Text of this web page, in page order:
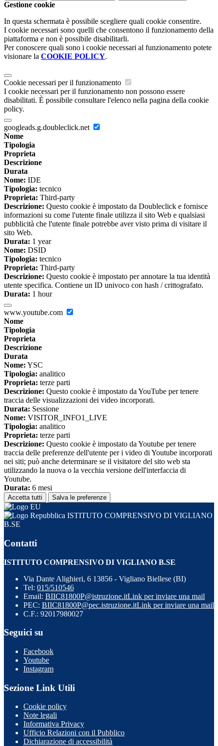
Gestione cookie
In questa schermata è possibile scegliere quali cookie consentire.
I cookie necessari sono quelli che consentono il funzionamento della
piattaforma e non è possibile disabilitarli.
Per conoscere quali sono i cookie necessari al funzionamento potete
visionare la COOKIE POLICY.
Cookie necessari per il funzionamento
I cookie necessari per il funzionamento non possono essere
disabilitati. È possibile consultare l'elenco nella pagina della cookie
policy.
googleads.g.doubleclick.net
Nome
Tipologia
Proprieta
Descrizione
Durata
Nome: IDE
Tipologia: tecnico
Proprieta: Third-party
Descrizione: Questo cookie è impostato da Doubleclick e fornisce
informazioni su come l'utente finale utilizza il sito Web e qualsiasi
pubblicità che l'utente finale potrebbe aver visto prima di visitare il
sito Web.
Durata: 1 year
Nome: DSID
Tipologia: tecnico
Proprieta: Third-party
Descrizione: Questo cookie è impostato per annotare la tua identità
utente specifica. Contiene un ID univoco con hash / crittografato.
Durata: 1 hour
www.youtube.com
Nome
Tipologia
Proprieta
Descrizione
Durata
Nome: YSC
Tipologia: analitico
Proprieta: terze parti
Descrizione: Questo cookie è impostato da YouTube per tenere
traccia delle visualizzazioni dei video incorporati.
Durata: Sessione
Nome: VISITOR_INFO1_LIVE
Tipologia: analitico
Proprieta: terze parti
Descrizione: Questo cookie è impostato da Youtube per tenere
traccia delle preferenze dell'utente per i video di Youtube incorporati
nei siti; può anche determinare se il visitatore del sito web sta
utilizzando la nuova o la vecchia versione dell'interfaccia di
Youtube.
Durata: 6 mesi
Accetta tutti Salva le preferenze
ISTITUTO COMPRENSIVO DI VIGLIANO
B.SE
Contatti
ISTITUTO COMPRENSIVO DI VIGLIANO B.SE
Via Dante Alighieri, 6 13856 - Vigliano Biellese (BI)
Tel: 015/510546
Email: BIIC81800P@istruzione.itLink per inviare una mail
PEC: BIIC81800P@pec.istruzione.itLink per inviare una mail
C.F.: 92017980027
Seguici su
Facebook
Youtube
Instagram
Sezione Link Utili
Cookie policy
Note legali
Informativa Privacy
Ufficio Relazioni con il Pubblico
Dichiarazione di accessibilità